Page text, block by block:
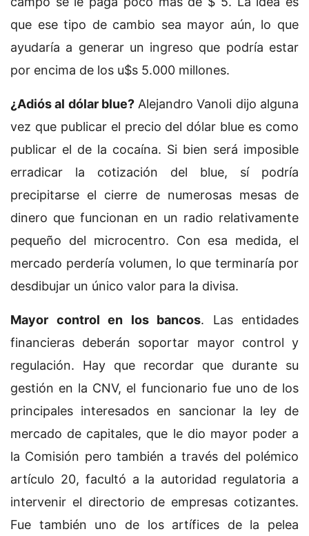
que ese tipo de cambio sea mayor aún, lo que
ayudaría a generar un ingreso que podría estar
por encima de los u$s 5.000 millones.
¿Adiós al dólar blue?Alejandro Vanoli dijo alguna
vez que publicar el precio del dólar blue es como
publicar el de la cocaína. Si bien será imposible
erradicar la cotización del blue, sí podría
precipitarse el cierre de numerosas mesas de
dinero que funcionan en un radio relativamente
pequeño del microcentro. Con esa medida, el
mercado perdería volumen, lo que terminaría por
desdibujar un único valor para la divisa.
Mayor control en los bancos. Las entidades
financieras deberán soportar mayor control y
regulación. Hay que recordar que durante su
gestión en la CNV, el funcionario fue uno de los
principales interesados en sancionar la ley de
mercado de capitales, que le dio mayor poder a
la Comisión pero también a través del polémico
artículo 20, facultó a la autoridad regulatoria a
intervenir el directorio de empresas cotizantes.
Fue también uno de los artífices de la pelea